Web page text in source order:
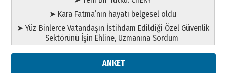
➤ Kara Fatma’nın hayatı belgesel oldu
➤ Yüz Binlerce Vatandaşın İstihdam Edildiği Özel Güvenlik
Sektörünü İşin Ehline, Uzmanına Sordum
ANKET